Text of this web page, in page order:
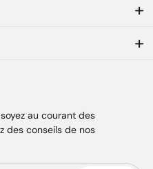
au courant des
des conseils de nos